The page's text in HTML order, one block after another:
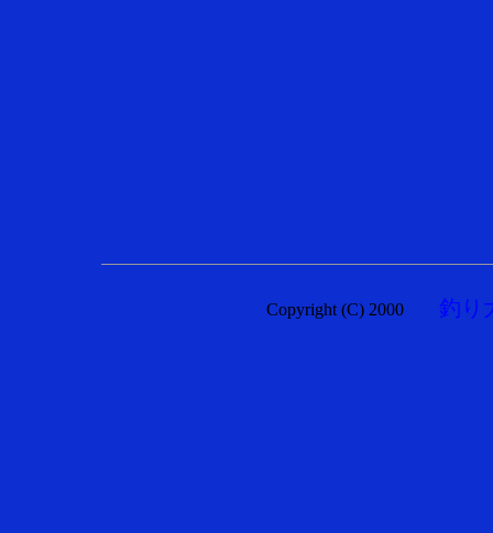
Copyright (C) 2000 釣り